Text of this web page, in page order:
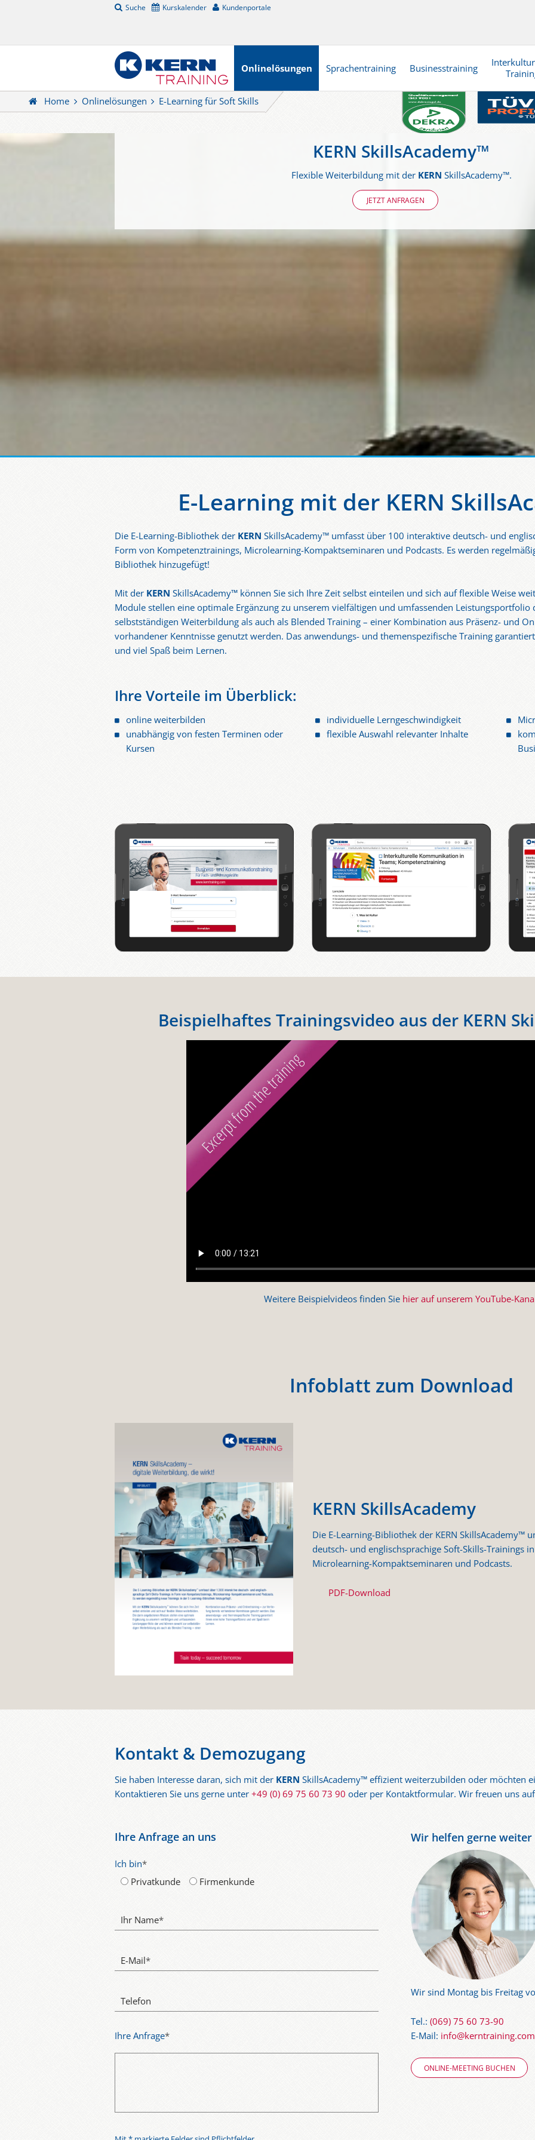
Suche Kurskalender Kundenportale
Onlinelösungen Sprachentraining Businesstraining
Home Onlinelösungen E-Learning für Soft Skills
KERN SkillsAcademy™
Flexible Weiterbildung mit der KERN SkillsAcademy™.
JETZT ANFRAGEN
E-Learning mit der KERN
Die E-Learning-Bibliothek der KERN SkillsAcademy™ umfasst über 100 interaktive deutsch- und
Form von Kompetenztrainings, Microlearning-Kompaktseminaren und Podcasts. Es werden
Bibliothek hinzugefügt!
Mit der KERN SkillsAcademy™ können Sie sich Ihre Zeit selbst einteilen und sich auf flexible Weise
Module stellen eine optimale Ergänzung zu unserem vielfältigen und umfassenden
selbstständigen Weiterbildung als auch als Blended Training – einer Kombination aus Präsenz- und
vorhandener Kenntnisse genutzt werden. Das anwendungs- und themenspezifische Training
und viel Spaß beim Lernen.
Ihre Vorteile im Überblick:
online weiterbilden
unabhängig von festen Terminen oder
Kursen
individuelle Lerngeschwindigkeit
flexible Auswahl relevanter Inhalte
Beispielhaftes Trainingsvideo aus der KERN
Weitere Beispielvideos finden Sie hier auf unserem YouTube-
Infoblatt zum Download
KERN SkillsAcademy
Die E-Learning-Bibliothek der KERN SkillsAcademy™
deutsch- und englischsprachige Soft-Skills-Trainings
Microlearning-Kompaktseminaren und Podcasts.
PDF-Download
Kontakt & Demozugang
Sie haben Interesse daran, sich mit der KERN SkillsAcademy™ effizient weiterzubilden oder möchten
Kontaktieren Sie uns gerne unter+49 (0) 69 75 60 73 90 oder per Kontaktformular. Wir freuen uns
Ihre Anfrage an uns
Ich bin*
Privatkunde
Firmenkunde
Ihr Name*
E-Mail*
Telefon
Ihre Anfrage*
Wir helfen gerne weiter
Wir sind Montag bis Freitag
Tel.: (069) 75 60 73-90
E-Mail: info@kerntraining.com
ONLINE-MEETING BUCHEN